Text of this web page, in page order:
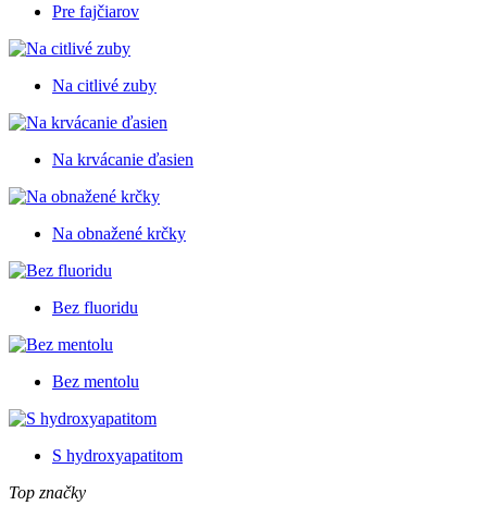
Pre fajčiarov
Na citlivé zuby
Na krvácanie ďasien
Na obnažené krčky
Bez fluoridu
Bez mentolu
S hydroxyapatitom
Top značky